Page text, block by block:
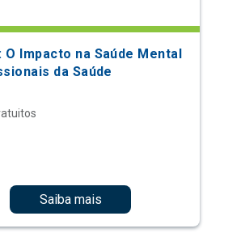
O Impacto na Saúde Mental
da Saúde
Saiba mais